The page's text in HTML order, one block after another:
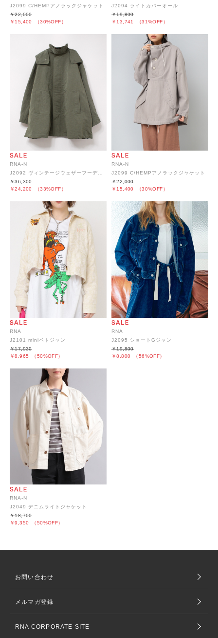
J2099 C/HEMPアノラックジャケット
￥15,400 （30%OFF）
￥22,000
J2094 ライトカバーオール
￥13,741 （31%OFF）
￥19,800
RNA-N
￥24,200 （33%OFF）
￥36,300
RNA-N
J2099 C/HEMPアノラックジャケット
￥15,400 （30%OFF）
￥22,000
RNA
J2101 miniベトジャン
￥8,965 （50%OFF）
￥17,930
RNA
J2095 ショートGジャン
￥8,800 （56%OFF）
￥19,800
RNA-N
J2049 デニムライトジャケット
￥9,350 （50%OFF）
￥18,700
お問い合わせ
メルマガ登録
RNA CORPORATE SITE